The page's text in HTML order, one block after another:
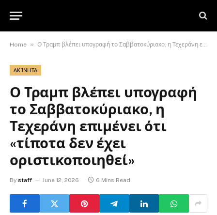
Home » Ο Τραμπ βλέπει υπογραφή το Σαββατοκύριακο, η Τεχεράνη επιμένει ότι «τίποτα δεν έχει οριστικοποιηθεί»
ΑΚΊΝΗΤΑ
Ο Τραμπ βλέπει υπογραφή
το Σαββατοκύριακο, η
Τεχεράνη επιμένει ότι
«τίποτα δεν έχει
οριστικοποιηθεί»
By staff June 12, 2026 6 Mins Read